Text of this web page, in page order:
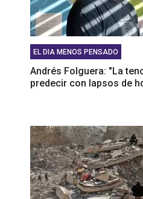
EL DIA MENOS PENSADO
Andrés Folguera: "La
predecir con lapsos de